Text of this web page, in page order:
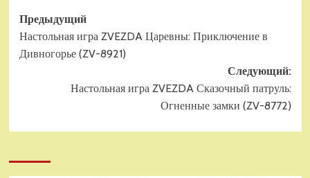
Навигация
записи
Предыдущий
Настольная игра ZVEZDA Царевны: Приключение в
Дивногорье (ZV-8921)
Следующий:
Настольная игра ZVEZDA Сказочный патруль:
Огненные замки (ZV-8772)